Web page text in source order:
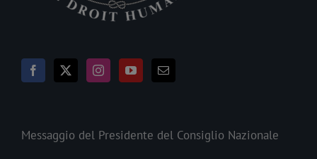
Messaggio del Presidente del Consiglio Nazionale